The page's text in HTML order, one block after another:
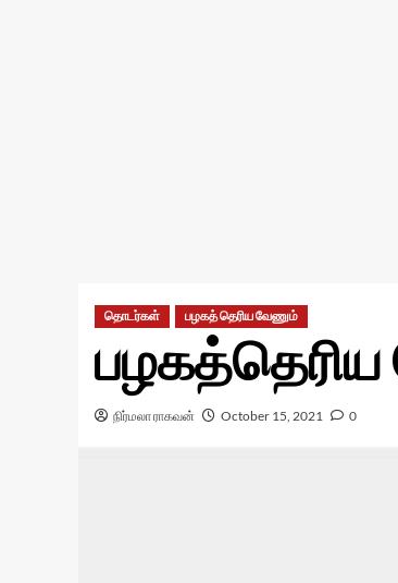
தொடர்கள் பழகத் தெரிய வேணும்
பழகத்தெரிய
நிர்மலா ராகவன் October 15, 2021 0